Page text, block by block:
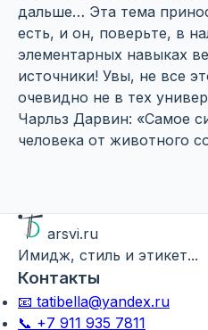
дальше… Эта тема
есть, и он, поверьте, в
элементарных навыках
источники! Увы, не все
очевидно не в тех
Чарльз Дарвин: «Самое
человека от животного
arsvi.ru
Имидж, стиль и этикет...
Контакты
📧 tatibella@yandex.ru
📞 +7 911 935 7811